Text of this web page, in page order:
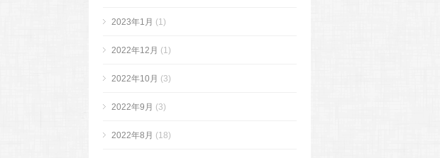
2023年1月 (1)
2022年12月 (1)
2022年10月 (3)
2022年9月 (3)
2022年8月 (18)